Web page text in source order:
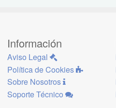
Información
Aviso Legal
Política de Cookies
Sobre Nosotros
Soporte Técnico